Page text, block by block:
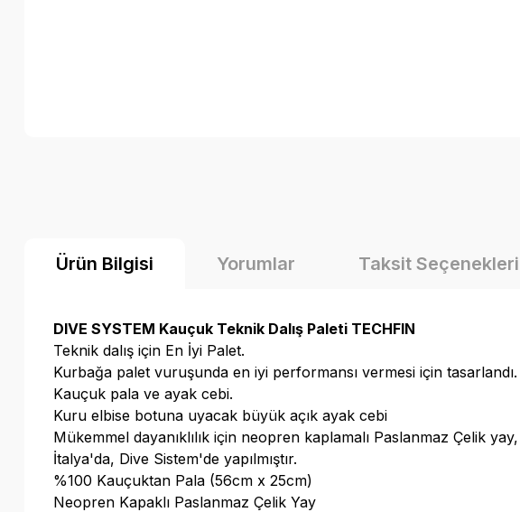
Ürün Bilgisi Yorumlar Taksit Seçenekleri
DIVE SYSTEM Kauçuk Teknik Dalış Paleti TECHFIN
Teknik dalış için En İyi Palet.
Kurbağa palet vuruşunda en iyi performansı vermesi için tasarlandı.
Kauçuk pala ve ayak cebi.
Kuru elbise botuna uyacak büyük açık ayak cebi
Mükemmel dayanıklılık için neopren kaplamalı Paslanmaz Çelik
İtalya'da, Dive Sistem'de yapılmıştır.
%100 Kauçuktan Pala (56cm x 25cm)
Neopren Kapaklı Paslanmaz Çelik Yay